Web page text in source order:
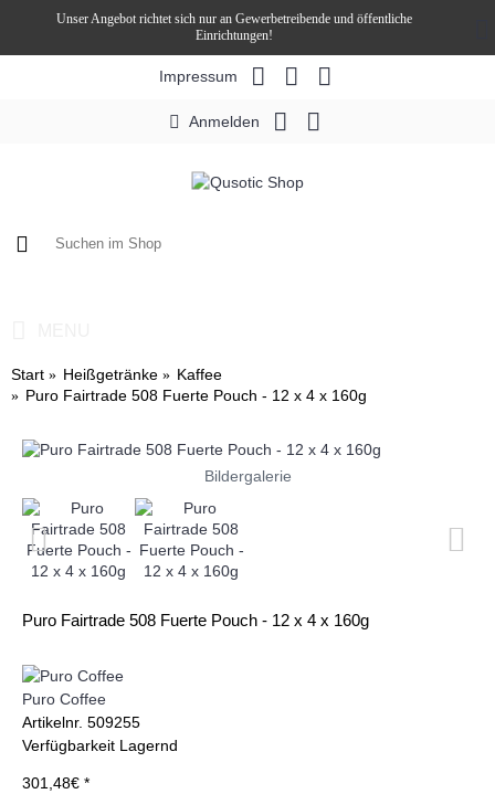
Unser Angebot richtet sich nur an Gewerbetreibende und öffentliche
Einrichtungen!
Impressum
Anmelden
Start Heißgetränke
Kaffee
Puro Fairtrade 508 Fuerte Pouch - 12 x 4 x 160g
Bildergalerie
Puro Fairtrade 508 Fuerte Pouch - 12 x 4 x 160g
Puro Coffee
Artikelnr. 509255
Verfügbarkeit Lagernd
301,48€ *